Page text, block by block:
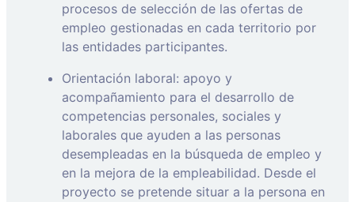
procesos de selección de las ofertas de
empleo gestionadas en cada territorio por
las entidades participantes.
Orientación laboral: apoyo y
acompañamiento para el desarrollo de
competencias personales, sociales y
laborales que ayuden a las personas
desempleadas en la búsqueda de empleo y
en la mejora de la empleabilidad. Desde el
proyecto se pretende situar a la persona en